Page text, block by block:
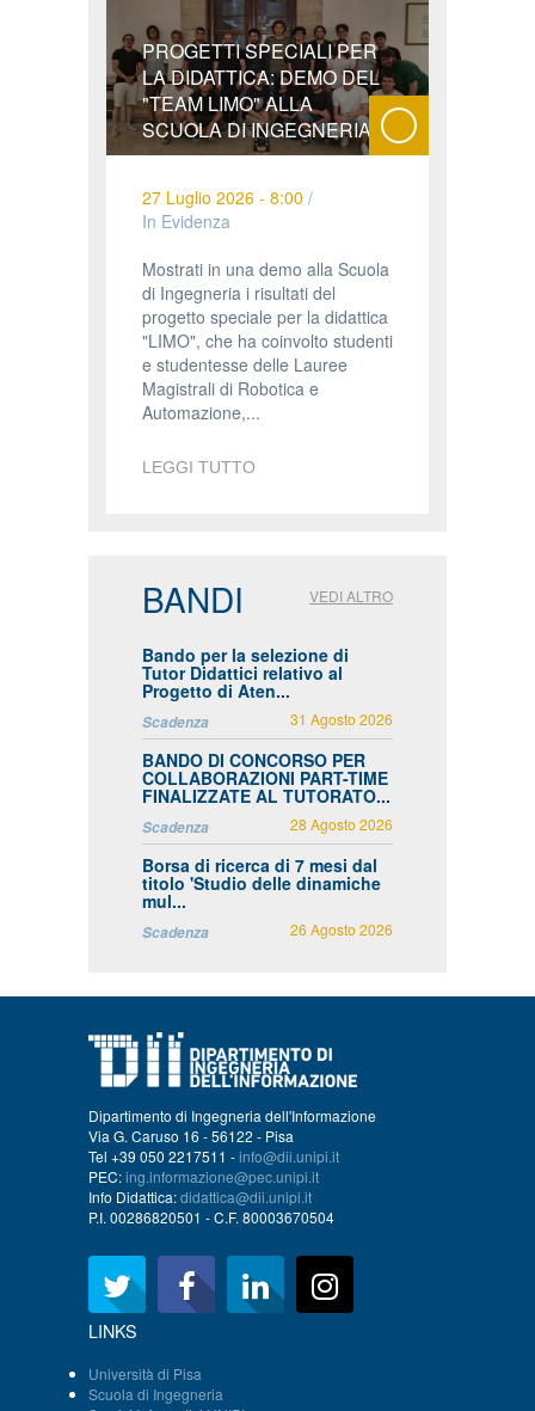
PROGETTI SPECIALI PER
LA DIDATTICA: DEMO DEL
"TEAM LIMO" ALLA
SCUOLA DI INGEGNERIA
27 Luglio 2026 - 8:00 /
In Evidenza
Mostrati in una demo alla Scuola
di Ingegneria i risultati del
progetto speciale per la didattica
"LIMO", che ha coinvolto studenti
e studentesse delle Lauree
Magistrali di Robotica e
Automazione,...
LEGGI TUTTO
BANDI VEDI ALTRO
Bando per la selezione di
Tutor Didattici relativo al
Progetto di Aten...
Scadenza 31 Agosto 2026
BANDO DI CONCORSO PER
COLLABORAZIONI PART-TIME
FINALIZZATE AL TUTORATO...
Scadenza 28 Agosto 2026
Borsa di ricerca di 7 mesi dal
titolo 'Studio delle dinamiche
mul...
Scadenza 26 Agosto 2026
Dipartimento di Ingegneria dell'Informazione
Via G. Caruso 16 - 56122 - Pisa
Tel +39 050 2217511 -info@dii.unipi.it
PEC:ing.informazione@pec.unipi.it
Info Didattica:didattica@dii.unipi.it
P.I. 00286820501 - C.F. 80003670504
LINKS
Università di Pisa
Scuola di Ingegneria